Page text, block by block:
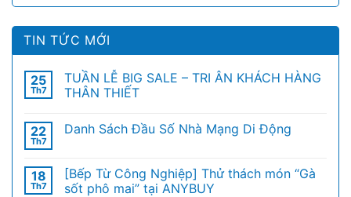
TIN TỨC MỚI
25
Th7
TUẦN LỄ BIG SALE – TRI ÂN KHÁCH HÀNG
THÂN THIẾT
22
Th7
Danh Sách Đầu Số Nhà Mạng Di Động
18
Th7
[Bếp Từ Công Nghiệp] Thử thách món “Gà
sốt phô mai” tại ANYBUY